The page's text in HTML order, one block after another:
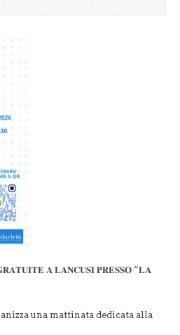
𝐀 𝐋𝐀𝐍𝐂𝐔𝐒𝐈 𝐏𝐑𝐄𝐒𝐒𝐎 “𝐋𝐀
organizza una mattinata dedicata alla